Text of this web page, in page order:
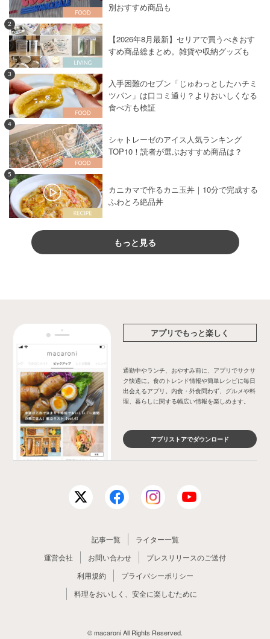
別おすすめ商品も
2
【2026年8月最新】セリアで買うべきおす
すめ商品総まとめ。雑貨や収納グッズも
3
入手困難のセブン「じゅわっとしたハチミ
ツパン」は口コミ通り？よりおいしくなる
食べ方も検証
4
シャトレーゼのアイス人気ランキング
TOP10！読者が選ぶおすすめ商品は？
5
カニカマで作るカニ玉丼｜10分で完成する
ふわとろ絶品丼
もっと見る
アプリでもっと楽しく
通勤中やランチ、おやすみ前に、アプリでサクサ
ク快適に。食のトレンド情報や簡単レシピに毎日
出会えるアプリ。内食・外食問わず、グルメや料
理、暮らしに関する幅広い情報を楽しめます。
アプリストアでダウンロード
記事一覧
ライター一覧
運営会社
お問い合わせ
プレスリリースのご送付
利用規約
プライバシーポリシー
料理をおいしく、安全に楽しむために
© macaroni All Rights Reserved.